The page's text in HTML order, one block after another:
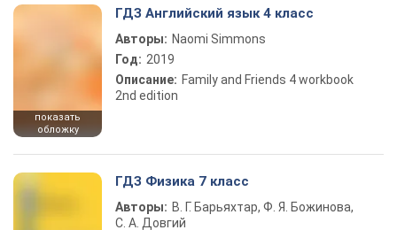
показать
обложку
ГДЗ Английский язык 4 класс
Авторы: Naomi Simmons
Год: 2019
Описание: Family and Friends 4 workbook
2nd edition
ГДЗ Физика 7 класс
Авторы: В. Г. Барьяхтар, Ф. Я. Божинова,
С. А. Довгий